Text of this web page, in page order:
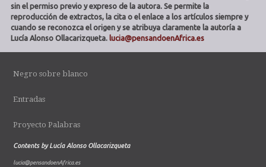
sin el permiso previo y expreso de la autora. Se permite la
reproducción de extractos, la cita o el enlace a los artículos siempre y
cuando se reconozca el origen y se atribuya claramente la autoría a
Lucía Alonso Ollacarizqueta. lucia@pensandoenAfrica.es
Negro sobre blanco
Entradas
Proyecto Palabras
Contents by Lucía Alonso Ollacarizqueta
lucia@pensandoenAfrica.es